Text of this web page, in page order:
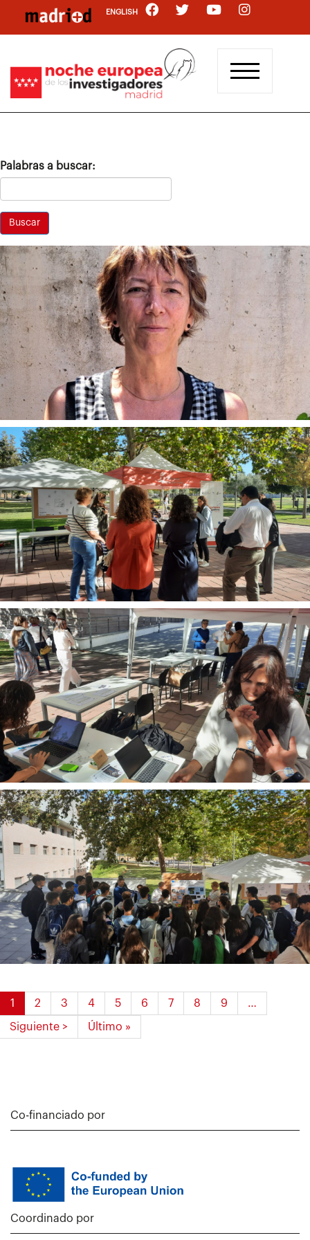
contenido
ENGLISH
Palabras a buscar:
Paginación
Página
actual
1 Página
2 Página
3 Página
4 Página
5 Página
6 Página
7 Página
8 Página
9 …
Siguiente
página
Siguiente >
Última
página
Último »
Co-financiado por
Coordinado por